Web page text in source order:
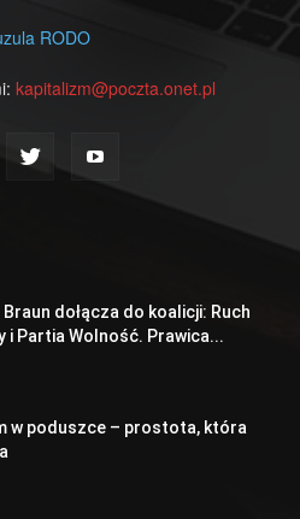
RODO
kapitalizm@poczta.onet.pl
dołącza do koalicji: Ruch
i Partia Wolność. Prawica...
w poduszce – prostota, która